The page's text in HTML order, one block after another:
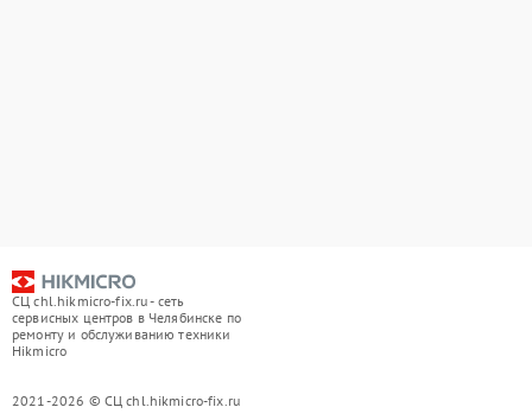
СЦ chl.hikmicro-fix.ru - сеть
сервисных центров в Челябинске по
ремонту и обслуживанию техники
Hikmicro
2021-2026 © СЦ chl.hikmicro-fix.ru